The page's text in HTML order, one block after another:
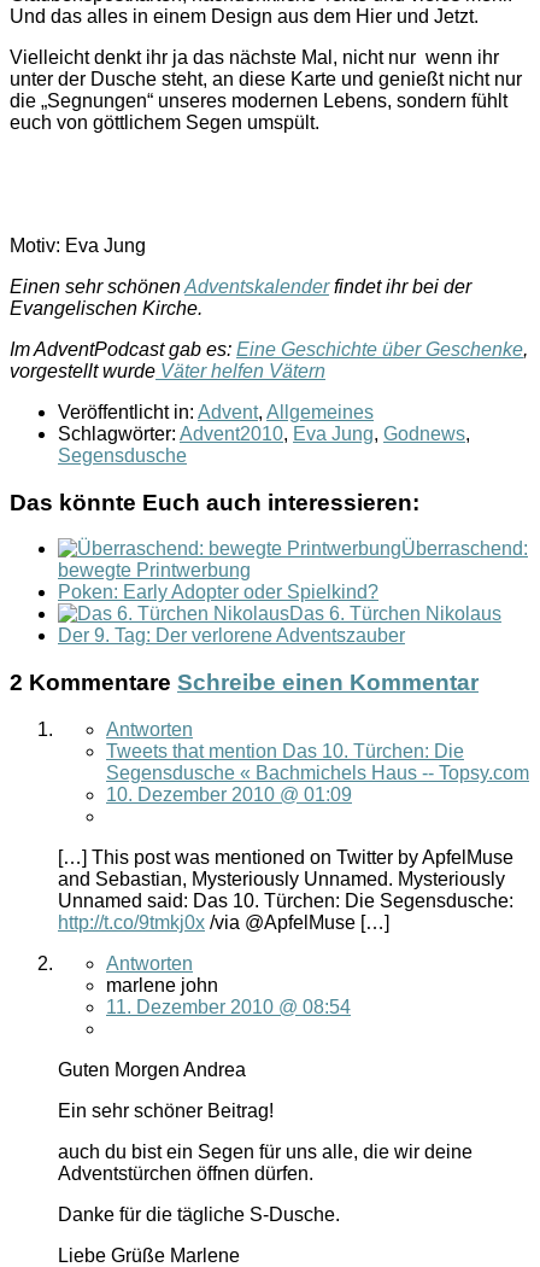
Und das alles in einem Design aus dem Hier und Jetzt.
Vielleicht denkt ihr ja das nächste Mal, nicht nur wenn ihr
unter der Dusche steht, an diese Karte und genießt nicht nur
die „Segnungen“ unseres modernen Lebens, sondern fühlt
euch von göttlichem Segen umspült.
Motiv: Eva Jung
Einen sehr schönenAdventskalenderfindet ihr bei der
Evangelischen Kirche.
Im AdventPodcast gab es: Eine Geschichte über Geschenke,
vorgestellt wurde Väter helfen Vätern
Veröffentlicht in: Advent, Allgemeines
Schlagwörter: Advent2010, Eva Jung, Godnews,
Segensdusche
Das könnte Euch auch interessieren:
Überraschend:
bewegte Printwerbung
Poken: Early Adopter oder Spielkind?
Das 6. Türchen Nikolaus
Der 9. Tag: Der verlorene Adventszauber
2 Kommentare Schreibe einen Kommentar
Antworten
Tweets that mention Das 10. Türchen: Die
Segensdusche « Bachmichels Haus -- Topsy.com
10. Dezember 2010 @ 01:09
[…] This post was mentioned on Twitter by ApfelMuse
and Sebastian, Mysteriously Unnamed. Mysteriously
Unnamed said: Das 10. Türchen: Die Segensdusche:
http://t.co/9tmkj0x /via @ApfelMuse […]
Antworten
marlene john
11. Dezember 2010 @ 08:54
Guten Morgen Andrea
Ein sehr schöner Beitrag!
auch du bist ein Segen für uns alle, die wir deine
Adventstürchen öffnen dürfen.
Danke für die tägliche S-Dusche.
Liebe Grüße Marlene